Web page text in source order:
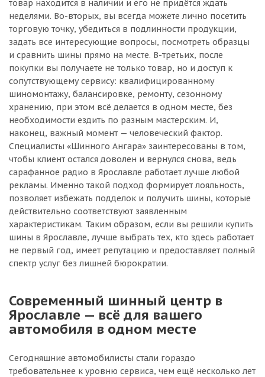
товар находится в наличии и его не придётся ждать
неделями. Во-вторых, вы всегда можете лично посетить
торговую точку, убедиться в подлинности продукции,
задать все интересующие вопросы, посмотреть образцы
и сравнить шины прямо на месте. В-третьих, после
покупки вы получаете не только товар, но и доступ к
сопутствующему сервису: квалифицированному
шиномонтажу, балансировке, ремонту, сезонному
хранению, при этом всё делается в одном месте, без
необходимости ездить по разным мастерским. И,
наконец, важный момент — человеческий фактор.
Специалисты «Шинного Ангара» заинтересованы в том,
чтобы клиент остался доволен и вернулся снова, ведь
сарафанное радио в Ярославле работает лучше любой
рекламы. Именно такой подход формирует лояльность,
позволяет избежать подделок и получить шины, которые
действительно соответствуют заявленным
характеристикам. Таким образом, если вы решили купить
шины в Ярославле, лучше выбрать тех, кто здесь работает
не первый год, имеет репутацию и предоставляет полный
спектр услуг без лишней бюрократии.
Современный шинный центр в
Ярославле — всё для вашего
автомобиля в одном месте
Сегодняшние автомобилисты стали гораздо
требовательнее к уровню сервиса, чем ещё несколько лет